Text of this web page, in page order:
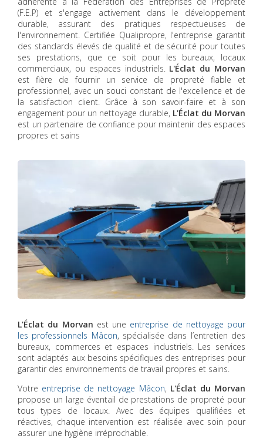
(F.E.P) et s'engage activement dans le développement
durable, assurant des pratiques respectueuses de
l'environnement. Certifiée Qualipropre, l'entreprise garantit
des standards élevés de qualité et de sécurité pour toutes
ses prestations, que ce soit pour les bureaux, locaux
commerciaux, ou espaces industriels. L'Éclat du Morvan
est fière de fournir un service de propreté fiable et
professionnel, avec un souci constant de l'excellence et de
la satisfaction client. Grâce à son savoir-faire et à son
engagement pour un nettoyage durable, L'Éclat du Morvan
est un partenaire de confiance pour maintenir des espaces
propres et sains
L'Éclat du Morvan est une entreprise de nettoyage pour
les professionnels Mâcon, spécialisée dans l’entretien des
bureaux, commerces et espaces industriels. Les services
sont adaptés aux besoins spécifiques des entreprises pour
garantir des environnements de travail propres et sains.
Votre entreprise de nettoyage Mâcon, L'Éclat du Morvan
propose un large éventail de prestations de propreté pour
tous types de locaux. Avec des équipes qualifiées et
réactives, chaque intervention est réalisée avec soin pour
assurer une hygiène irréprochable.